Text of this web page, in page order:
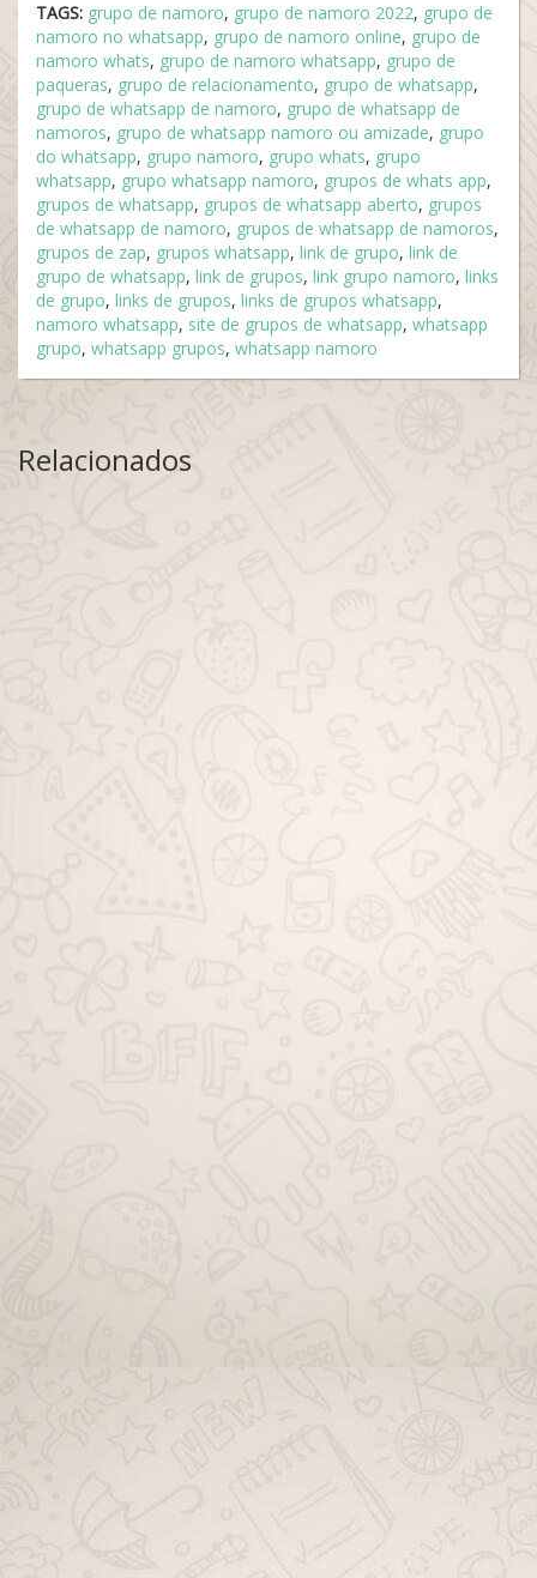
TAGS: grupo de namoro, grupo de namoro 2022, grupo de
namoro no whatsapp, grupo de namoro online, grupo de
namoro whats, grupo de namoro whatsapp, grupo de
paqueras, grupo de relacionamento, grupo de whatsapp,
grupo de whatsapp de namoro, grupo de whatsapp de
namoros, grupo de whatsapp namoro ou amizade, grupo
do whatsapp, grupo namoro, grupo whats, grupo
whatsapp, grupo whatsapp namoro, grupos de whats app,
grupos de whatsapp, grupos de whatsapp aberto, grupos
de whatsapp de namoro, grupos de whatsapp de namoros,
grupos de zap, grupos whatsapp, link de grupo, link de
grupo de whatsapp, link de grupos, link grupo namoro, links
de grupo, links de grupos, links de grupos whatsapp,
namoro whatsapp, site de grupos de whatsapp, whatsapp
grupo, whatsapp grupos, whatsapp namoro
Relacionados